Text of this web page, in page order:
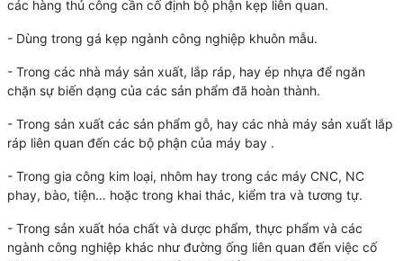
các hàng thủ công cần cố định bộ phận kẹp liên quan.
- Dùng trong gá kẹp ngành công nghiệp khuôn mẫu.
- Trong các nhà máy sản xuất, lắp ráp, hay ép nhựa để ngăn
chặn sự biến dạng của các sản phẩm đã hoàn thành.
- Trong sản xuất các sản phẩm gỗ, hay các nhà máy sản xuất lắp
ráp liên quan đến các bộ phận của máy bay .
- Trong gia công kim loại, nhôm hay trong các máy CNC, NC
phay, bào, tiện… hoặc trong khai thác, kiểm tra và tương tự.
- Trong sản xuất hóa chất và dược phẩm, thực phẩm và các
ngành công nghiệp khác như đường ống liên quan đến việc cố